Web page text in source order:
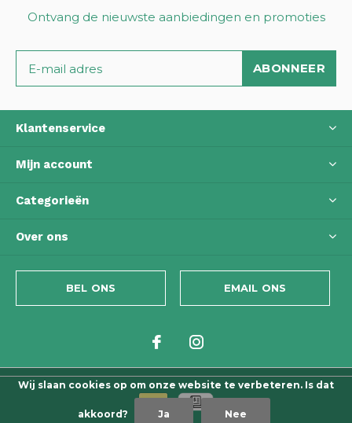
Ontvang de nieuwste aanbiedingen en promoties
ABONNEER
Klantenservice
Mijn account
Categorieën
Over ons
BEL ONS EMAIL ONS
Wij slaan cookies op om onze website te verbeteren. Is dat
akkoord? Ja Nee